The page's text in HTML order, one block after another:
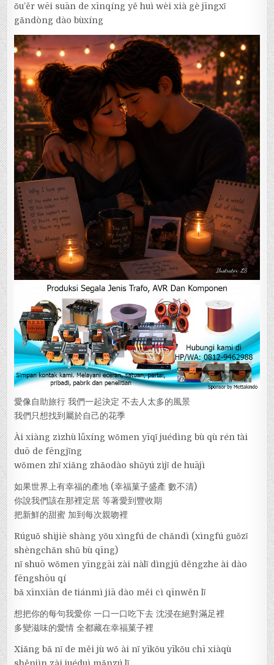
ǒu’ěr wēi suān de xīnqíng yě huì wèi xià gè jīngxǐ
gǎndòng dào bùxíng
愛像自助旅行 我們一起決定 不去人太多的風景
我們只想找到屬於自己的花季
Ài xiàng zìzhù lǚxíng wǒmen yīqǐ juédìng bù qù rén tài
duō de fēngjǐng
wǒmen zhǐ xiǎng zhǎodào shǔyú zìjǐ de huājì
如果世界上有幸福的產地 (幸福菓子盛產 數不清)
你說我們該在那裡定居 等著愛到豐收期
把新鮮的甜蜜 加到每次親吻裡
Rúguǒ shìjiè shàng yǒu xìngfú de chǎndì (xìngfú guǒzǐ
shèngchǎn shǔ bù qīng)
nǐ shuō wǒmen yīnggāi zài nàlǐ dìngjū děngzhe ài dào
fēngshōu qí
bǎ xīnxiān de tiánmì jiā dào měi cì qīnwěn lǐ
想把你的每句我愛你 一口一口吃下去 沈浸在絕對滿足裡
多變滋味的愛情 全都藏在幸福菓子裡
Xiǎng bǎ nǐ de měi jù wǒ ài nǐ yīkǒu yīkǒu chī xiàqù